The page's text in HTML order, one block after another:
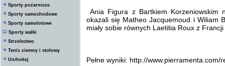
Sporty pożarnicze
Sporty samochodowe
Sporty samolotowe
Sporty walki
Strzelectwo
Tenis ziemny i stołowy
Unihokej
Ania Figura z Bartkiem Korzeniowskim
okazali się Matheo Jacquemoud i Wiliam
miały sobie równych Laetitia Roux z
Pełne wyniki: http://www.pierramenta.com/